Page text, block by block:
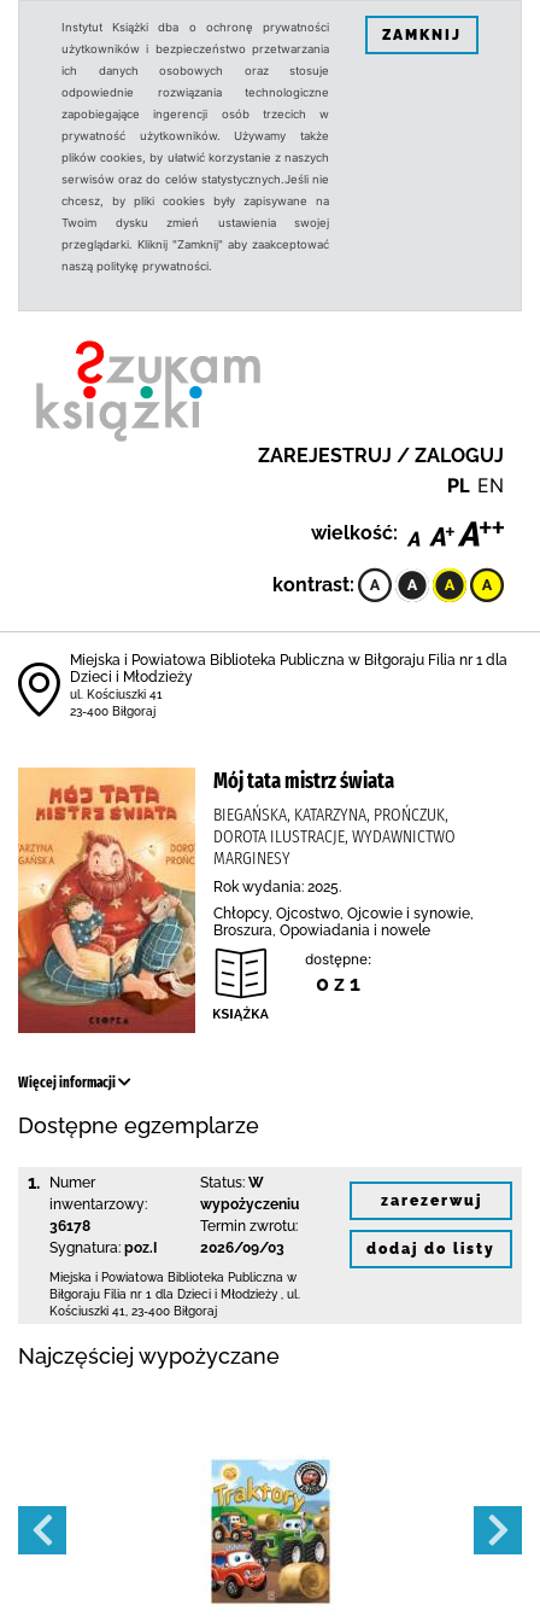
Instytut Książki dba o ochronę prywatności
użytkowników i bezpieczeństwo przetwarzania
ich danych osobowych oraz stosuje
odpowiednie rozwiązania technologiczne
zapobiegające ingerencji osób trzecich w
prywatność użytkowników. Używamy także
plików cookies, by ułatwić korzystanie z naszych
serwisów oraz do celów statystycznych.Jeśli nie
chcesz, by pliki cookies były zapisywane na
Twoim dysku zmień ustawienia swojej
przeglądarki. Kliknij "Zamknij" aby zaakceptować
naszą politykę prywatności.
ZAMKNIJ
ZAREJESTRUJ / ZALOGUJ
PL EN
wielkość:
kontrast:
Miejska i Powiatowa Biblioteka Publiczna w Biłgoraju Filia nr 1 dla
Dzieci i Młodzieży
ul. Kościuszki 41
23-400 Biłgoraj
Mój tata mistrz świata
BIEGAŃSKA, KATARZYNA, PROŃCZUK,
DOROTA ILUSTRACJE, WYDAWNICTWO
MARGINESY
Rok wydania: 2025.
Chłopcy, Ojcostwo, Ojcowie i synowie,
Broszura, Opowiadania i nowele
dostępne:
0 z 1
Więcej informacji
Dostępne egzemplarze
1.
Numer
inwentarzowy:
36178
Sygnatura: poz.I
Status: W
wypożyczeniu
Termin zwrotu:
2026/09/03
Miejska i Powiatowa Biblioteka Publiczna w
Biłgoraju Filia nr 1 dla Dzieci i Młodzieży
ul.
Kościuszki 41
23-400 Biłgoraj
zarezerwuj
dodaj do listy
Najczęściej wypożyczane